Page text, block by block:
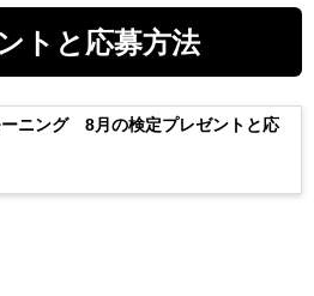
トと応募方法
ニング 8月の検定プレゼントと応